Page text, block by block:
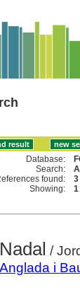
Database:
Search:
found:
3
Showing:
1
Nadal /
Anglada i